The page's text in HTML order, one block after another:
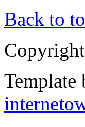
Back to
Template